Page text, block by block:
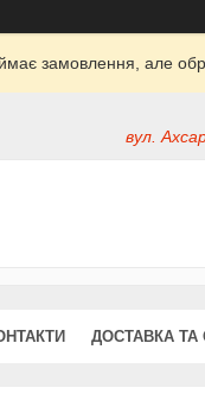
замовлення, але
вул.
ДОСТАВКА ТА